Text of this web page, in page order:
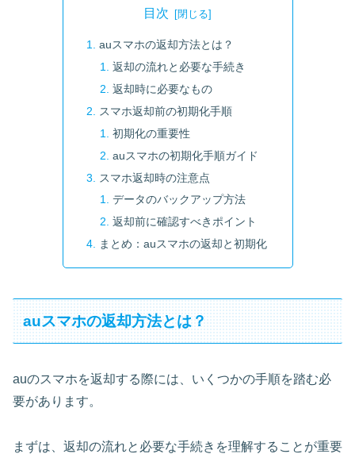
目次
auスマホの返却方法とは？
返却の流れと必要な手続き
返却時に必要なもの
スマホ返却前の初期化手順
初期化の重要性
auスマホの初期化手順ガイド
スマホ返却時の注意点
データのバックアップ方法
返却前に確認すべきポイント
まとめ：auスマホの返却と初期化
auスマホの返却方法とは？
auのスマホを返却する際には、いくつかの手順を踏む必
要があります。
まずは、返却の流れと必要な手続きを理解することが重要